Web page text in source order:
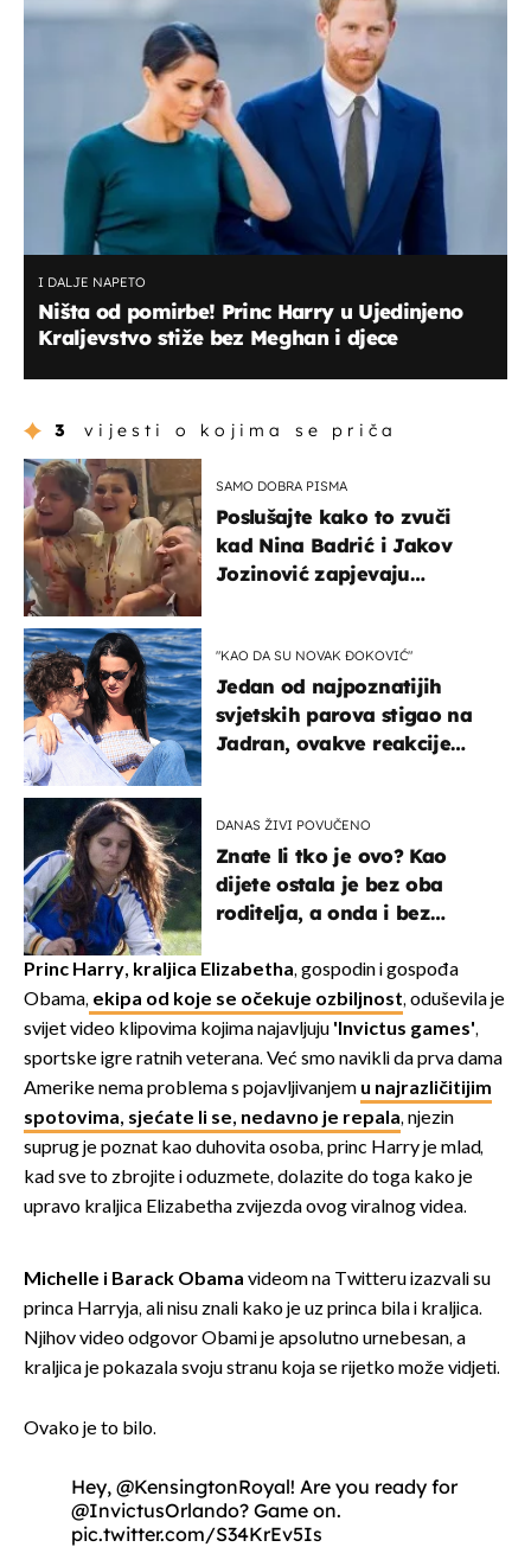
I DALJE NAPETO
Ništa od pomirbe! Princ Harry u Ujedinjeno
Kraljevstvo stiže bez Meghan i djece
3 vijesti o kojima se priča
SAMO DOBRA PISMA
Poslušajte kako to zvuči
kad Nina Badrić i Jakov
Jozinović zapjevaju
"KAO DA SU NOVAK ĐOKOVIĆ"
Jedan od najpoznatijih
svjetskih parova stigao na
Jadran, ovakve reakcije
DANAS ŽIVI POVUČENO
Znate li tko je ovo? Kao
dijete ostala je bez oba
roditelja, a onda i bez
naslijediti
Princ Harry, kraljica Elizabetha, gospodin i gospođa
Obama, ekipa od koje se očekuje ozbiljnost, oduševila je
svijet video klipovima kojima najavljuju 'Invictus games',
sportske igre ratnih veterana. Već smo navikli da prva dama
Amerike nema problema s pojavljivanjem u najrazličitijim
spotovima, sjećate li se, nedavno je repala, njezin
suprug je poznat kao duhovita osoba, princ Harry je mlad,
kad sve to zbrojite i oduzmete, dolazite do toga kako je
upravo kraljica Elizabetha zvijezda ovog viralnog videa.
Michelle i Barack Obama videom na Twitteru izazvali su
princa Harryja, ali nisu znali kako je uz princa bila i kraljica.
Njihov video odgovor Obami je apsolutno urnebesan, a
kraljica je pokazala svoju stranu koja se rijetko može vidjeti.
Ovako je to bilo.
Hey, @KensingtonRoyal! Are you ready for
@InvictusOrlando? Game on.
pic.twitter.com/S34KrEv5Is